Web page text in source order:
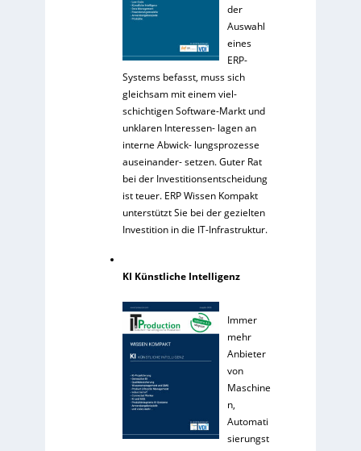
der
Auswahl
eines
ERP-
Systems befasst, muss sich
gleichsam mit einem viel-
schichtigen Software-Markt und
unklaren Interessen- lagen an
interne Abwick- lungsprozesse
auseinander- setzen. Guter Rat
bei der Investitionsentscheidung
ist teuer. ERP Wissen Kompakt
unterstützt Sie bei der gezielten
Investition in die IT-Infrastruktur.
KI Künstliche Intelligenz
Immer
mehr
Anbieter
von
Maschine
n,
Automati
sierungst